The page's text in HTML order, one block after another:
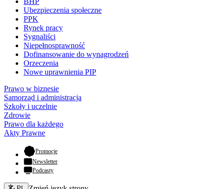
Ubezpieczenia społeczne
PPK
Rynek pracy
Sygnaliści
Niepełnosprawność
Dofinansowanie do wynagrodzeń
Orzeczenia
Nowe uprawnienia PIP
Prawo w biznesie
Samorząd i administracja
Szkoły i uczelnie
Zdrowie
Prawo dla każdego
Akty Prawne
Promocje- otwiera się w nowej karcie
Newsletter
Podcasty
Zmień język - bieżący: